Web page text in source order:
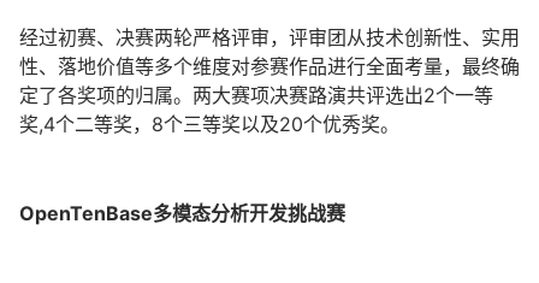
经过初赛、决赛两轮严格评审，评审团从技术创新性、实用
性、落地价值等多个维度对参赛作品进行全面考量，最终确
定了各奖项的归属。两大赛项决赛路演共评选出2个一等
奖,4个二等奖，8个三等奖以及20个优秀奖。
OpenTenBase多模态分析开发挑战赛